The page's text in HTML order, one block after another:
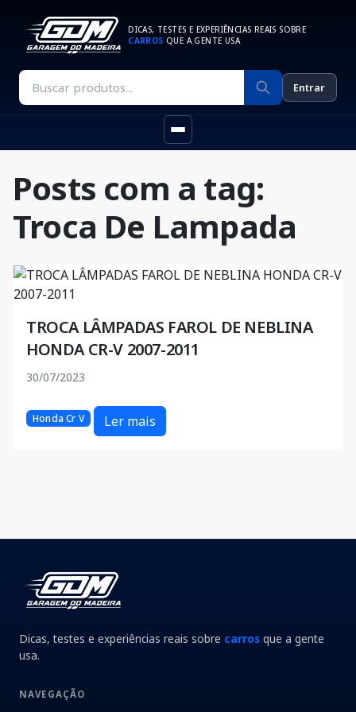
DICAS, TESTES E EXPERIÊNCIAS REAIS SOBRE
CARROS QUE A GENTE USA
Entrar
Posts com a tag:
Troca De Lampada
TROCA LÂMPADAS FAROL DE NEBLINA
HONDA CR-V 2007-2011
30/07/2023
Honda Cr V Ler mais
Dicas, testes e experiências reais sobre carros que a gente
usa.
NAVEGAÇÃO